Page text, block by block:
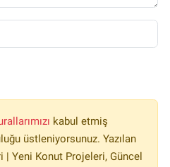
kabul etmiş
üstleniyorsunuz. Yazılan
Yeni Konut Projeleri, Güncel